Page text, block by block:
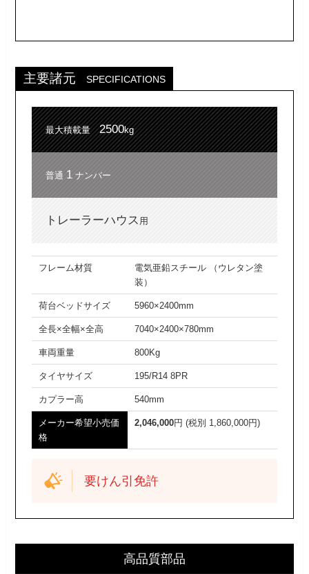
主要諸元 SPECIFICATIONS
最大積載量2500kg
普通 1ナンバー
トレーラーハウス 用
フレーム材質
電気亜鉛スチール （ウレタン塗
装）
荷台ベッドサイズ 5960×2400mm
全長×全幅×全高 7040×2400×780mm
車両重量 800Kg
タイヤサイズ 195/R14 8PR
カプラー高 540mm
メーカー希望小売価
格
2,046,000円 (税別 1,860,000円)
要けん引免許
高品質部品